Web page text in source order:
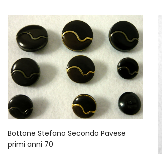
Bottone Stefano Secondo Pavese
primi anni 70